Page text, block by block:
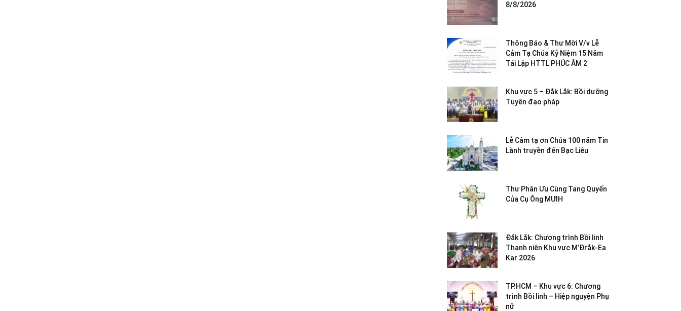
8/8/2026
Thông Báo & Thư Mời V/v Lễ
Cảm Tạ Chúa Kỷ Niệm 15 Năm
Tái Lập HTTL PHÚC ÂM 2
Khu vực 5 – Đắk Lắk: Bồi dưỡng
Tuyên đạo pháp
Lễ Cảm tạ ơn Chúa 100 năm Tin
Lành truyền đến Bạc Liêu
Thư Phân Ưu Cùng Tang Quyến
Của Cụ Ông MƯIH
Đắk Lắk: Chương trình Bồi linh
Thanh niên Khu vực M’Đrắk-Ea
Kar 2026
TP.HCM – Khu vực 6: Chương
trình Bồi linh – Hiệp nguyện Phụ
nữ